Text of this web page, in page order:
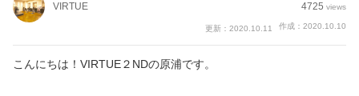
VIRTUE 4725 views
更新：2020.10.11 作成：2020.10.10
こんにちは！VIRTUE２NDの原浦です。